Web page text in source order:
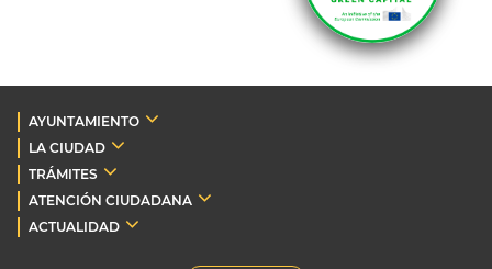
AYUNTAMIENTO
LA CIUDAD
TRÁMITES
ATENCIÓN CIUDADANA
ACTUALIDAD